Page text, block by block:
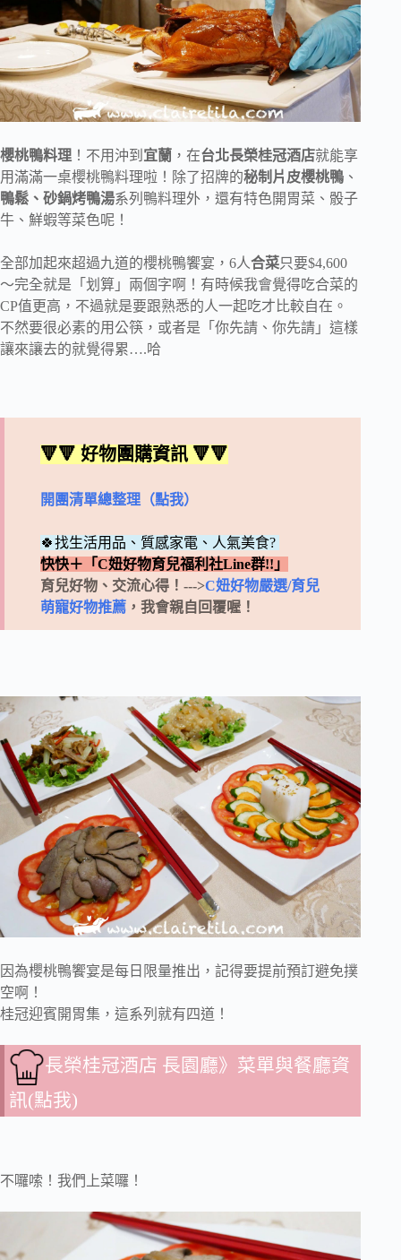
櫻桃鴨料理 ！不用沖到 宜蘭 ，在台北長榮桂冠酒店就能享
用滿滿一桌櫻桃鴨料理啦！除了招牌的秘制片皮櫻桃鴨 、
鴨鬆、砂鍋烤鴨湯系列鴨料理外，還有特色開胃菜、骰子
牛、鮮蝦等菜色呢！
全部加起來超過九道的櫻桃鴨饗宴，6人合菜只要$4,600
～完全就是「划算」兩個字啊！有時候我會覺得吃合菜的
CP值更高，不過就是要跟熟悉的人一起吃才比較自在。
不然要很必素的用公筷，或者是「你先請、你先請」這樣
讓來讓去的就覺得累….哈
🔻🔻 好物團購資訊 🔻🔻
開團清單總整理（點我）
🍀找生活用品、質感家電、人氣美食?
快快＋「C妞好物育兒福利社Line群!!」
育兒好物、交流心得！--->C妞好物嚴選/育兒
萌寵好物推薦 ，我會親自回覆喔！
因為櫻桃鴨饗宴是每日限量推出，記得要提前預訂避免撲
空啊！
桂冠迎賓開胃集，這系列就有四道！
長榮桂冠酒店 長園廳》菜單與餐廳資
訊(點我)
不囉嗦！我們上菜囉！